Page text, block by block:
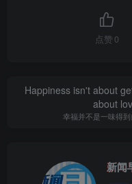
点赞 0
Happiness isn't about
about
幸福并不是一味得
新闻